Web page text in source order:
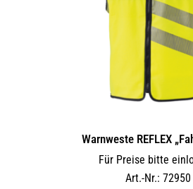
Warnweste REFLEX
Für Preise bitte
Art.-Nr.: 72950